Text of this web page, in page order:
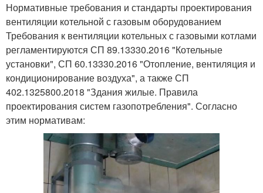
Нормативные требования и стандарты проектирования
вентиляции котельной с газовым оборудованием
Требования к вентиляции котельных с газовыми котлами
регламентируются СП 89.13330.2016 "Котельные
установки", СП 60.13330.2016 "Отопление, вентиляция и
кондиционирование воздуха", а также СП
402.1325800.2018 "Здания жилые. Правила
проектирования систем газопотребления". Согласно
этим нормативам: